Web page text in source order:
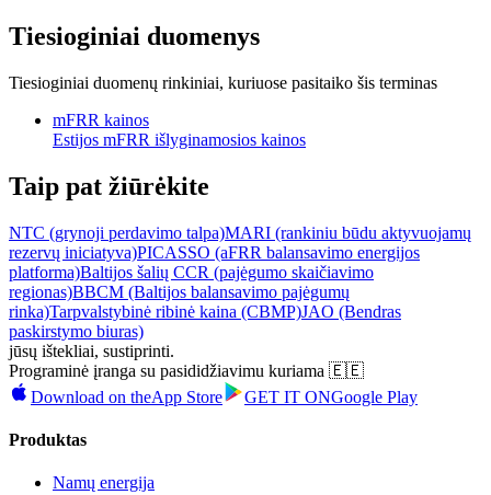
Tiesioginiai duomenys
Tiesioginiai duomenų rinkiniai, kuriuose pasitaiko šis terminas
mFRR kainos
Estijos mFRR išlyginamosios kainos
Taip pat žiūrėkite
NTC (grynoji perdavimo talpa)MARI (rankiniu būdu aktyvuojamų
rezervų iniciatyva)PICASSO (aFRR balansavimo energijos
platforma)Baltijos šalių CCR (pajėgumo skaičiavimo
regionas)BBCM (Baltijos balansavimo pajėgumų
rinka)Tarpvalstybinė ribinė kaina (CBMP)JAO (Bendras
paskirstymo biuras)
jūsų ištekliai, sustiprinti.
Programinė įranga su pasididžiavimu kuriama 🇪🇪
Download on theApp Store GET IT ONGoogle Play
Produktas
Namų energija